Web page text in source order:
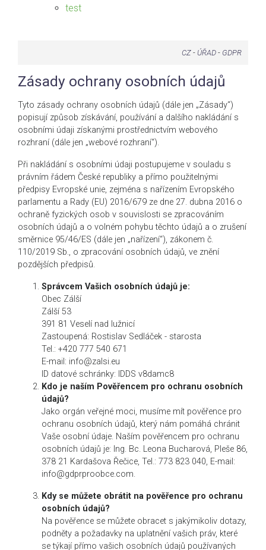
test
CZ- ÚŘAD- GDPR
Zásady ochrany osobních údajů
Tyto zásady ochrany osobních údajů (dále jen „Zásady“)
popisují způsob získávání, používání a dalšího nakládání s
osobními údaji získanými prostřednictvím webového
rozhraní (dále jen „webové rozhraní“).
Při nakládání s osobními údaji postupujeme v souladu s
právním řádem České republiky a přímo použitelnými
předpisy Evropské unie, zejména s nařízením Evropského
parlamentu a Rady (EU) 2016/679 ze dne 27. dubna 2016 o
ochraně fyzických osob v souvislosti se zpracováním
osobních údajů a o volném pohybu těchto údajů a o zrušení
směrnice 95/46/ES (dále jen „nařízení“), zákonem č.
110/2019 Sb., o zpracování osobních údajů, ve znění
pozdějších předpisů.
Správcem Vašich osobních údajů je:
Obec Zálší
Zálší 53
391 81 Veselí nad lužnicí
Zastoupená: Rostislav Sedláček - starosta
Tel.: +420 777 540 671
E-mail: info@zalsi.eu
ID datové schránky: IDDS v8damc8
Kdo je naším Pověřencem pro ochranu osobních
údajů?
Jako orgán veřejné moci, musíme mít pověřence pro
ochranu osobních údajů, který nám pomáhá chránit
Vaše osobní údaje. Naším pověřencem pro ochranu
osobních údajů je: Ing. Bc. Leona Bucharová, Pleše 86,
378 21 Kardašova Řečice, Tel.: 773 823 040, E-mail:
info@gdprproobce.com.
Kdy se můžete obrátit na pověřence pro ochranu
osobních údajů?
Na pověřence se můžete obracet s jakýmikoliv dotazy,
podněty a požadavky na uplatnění vašich práv, které
se týkají přímo vašich osobních údajů používaných